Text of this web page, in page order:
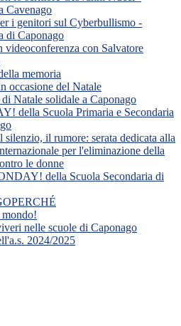
Cavenago
i genitori sul Cyberbullismo -
di Caponago
videoconferenza con Salvatore
memoria
occasione del Natale
Natale solidale a Caponago
della Scuola Primaria e Secondaria
il rumore: serata dedicata alla
per l'eliminazione della
le donne
della Scuola Secondaria di
nelle scuole di Caponago
2024/2025